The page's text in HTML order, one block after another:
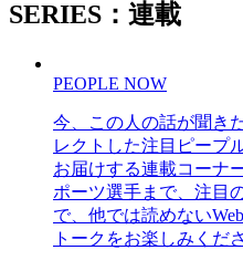
SERIES：連載
PEOPLE NOW
今、この人の話が聞き
レクトした注目ピープ
お届けする連載コーナ
ポーツ選手まで、注目
で、他では読めない
トークをお楽しみくだ